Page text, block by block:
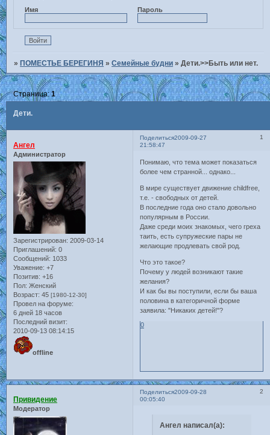
Имя Пароль
»ПОМЕСТЬЕ БЕРЕГИНЯ »Семейные будни »Дети.>>Быть или нет.
Дети.
Страница:1
Поделиться 1
2009-09-27
21:58:47
Ангел
Администратор
Зарегистрирован: 2009-03-14
Приглашений: 0
Сообщений: 1033
Уважение: +7
Позитив: +16
Пол: Женский
Возраст: 45 [1980-12-30]
Провел на форуме:
6 дней 18 часов
Последний визит:
2010-09-13 08:14:15
offline
Понимаю, что тема может показаться
более чем странной... однако...
В мире существует движение childfree,
т.е. - свободных от детей.
В последние года оно стало довольно
популярным в России.
Даже среди моих знакомых, чего греха
таить, есть супружеские пары не
желающие продлевать свой род.
Что это такое?
Почему у людей возникают такие
желания?
И как бы вы поступили, если бы ваша
половина в категоричной форме
заявила: "Никаких детей!"?
0
Поделиться 2
2009-09-28
00:05:40
Привидение
Модератор
Ангел написал(а):